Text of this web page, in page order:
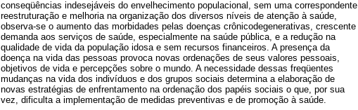
conseqüências indesejáveis do envelhecimento populacional, sem uma correspondente
reestruturação e melhoria na organização dos diversos níveis de atenção à saúde,
observa-se o aumento das morbidades pelas doenças crônicodegenerativas, crescente
demanda aos serviços de saúde, especialmente na saúde pública, e a redução na
qualidade de vida da população idosa e sem recursos financeiros. A presença da
doença na vida das pessoas provoca novas ordenações de seus valores pessoais,
objetivos de vida e percepções sobre o mundo. A necessidade dessas freqüentes
mudanças na vida dos indivíduos e dos grupos sociais determina a elaboração de
novas estratégias de enfrentamento na ordenação dos papéis sociais o que, por sua
vez, dificulta a implementação de medidas preventivas e de promoção à saúde.